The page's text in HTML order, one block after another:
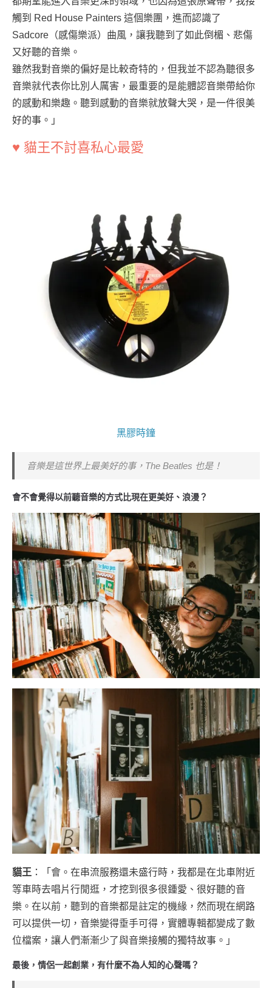
觸到 Red House Painters 這個樂團，進而認識了
Sadcore（感傷樂派）曲風，讓我聽到了如此倒楣、悲傷
又好聽的音樂。
雖然我對音樂的偏好是比較奇特的，但我並不認為聽很多
音樂就代表你比別人厲害，最重要的是能體認音樂帶給你
的感動和樂趣。聽到感動的音樂就放聲大哭，是一件很美
好的事。」
♥ 貓王不討喜私心最愛
黑膠時鐘
音樂是這世界上最美好的事，The Beatles 也是！
會不會覺得以前聽音樂的方式比現在更美好、浪漫？
貓王 ：「會。在串流服務還未盛行時，我都是在北車附近
等車時去唱片行閒逛，才挖到很多很鍾愛、很好聽的音
樂。在以前，聽到的音樂都是註定的機緣，然而現在網路
可以提供一切，音樂變得垂手可得，實體專輯都變成了數
位檔案，讓人們漸漸少了與音樂接觸的獨特故事。」
最後，情侶一起創業，有什麼不為人知的心聲嗎？